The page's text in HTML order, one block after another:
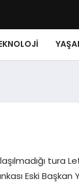
tura
Eski Başkan